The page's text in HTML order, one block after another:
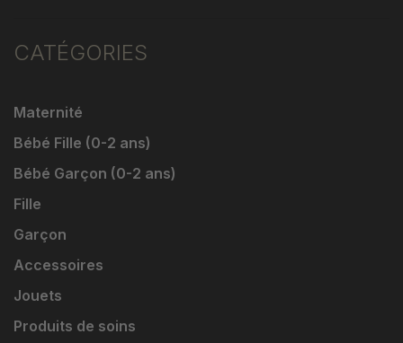
CATÉGORIES
Maternité
Bébé Fille (0-2 ans)
Bébé Garçon (0-2 ans)
Fille
Garçon
Accessoires
Jouets
Produits de soins